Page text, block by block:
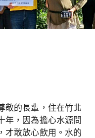
敬的長輩，住在竹北
年，因為擔心水源問
才敢放心飲用。水的